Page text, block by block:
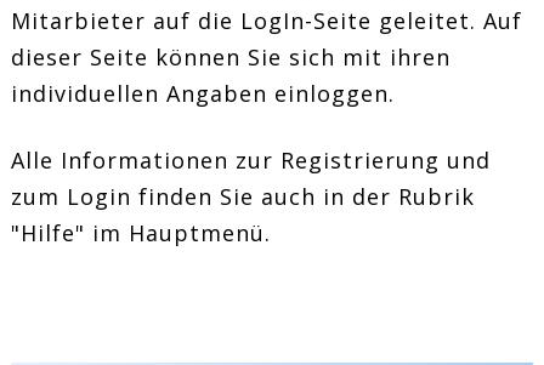
Mitarbieter auf die LogIn-Seite geleitet. Auf
dieser Seite können Sie sich mit ihren
individuellen Angaben einloggen.
Alle Informationen zur Registrierung und
zum Login finden Sie auch in der Rubrik
"Hilfe" im Hauptmenü.